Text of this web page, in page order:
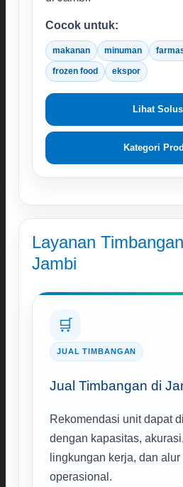
Cocok untuk:
makanan minuman
frozen food ekspor
Lihat
Kategori
Layanan
Jambi
🛒
JUAL TIMBANGAN
Jual Timbangan di
Rekomendasi unit dapat
dengan kapasitas,
lingkungan kerja, dan
operasional.